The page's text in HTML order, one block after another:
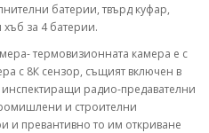
батерии, твърд куфар,
за 4 батерии.
термовизионната камера е с
с 8К сензор, същият включен в
инспектиращи радио-предавателни
и строителни
превантивно то им откриване